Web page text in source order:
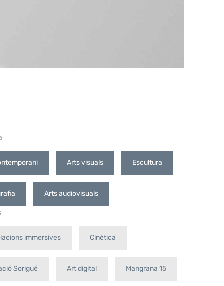
Arts visuals Escultura
Arts audiovisuals
immersives Cinètica
Sorigué Art digital Mangrana 15